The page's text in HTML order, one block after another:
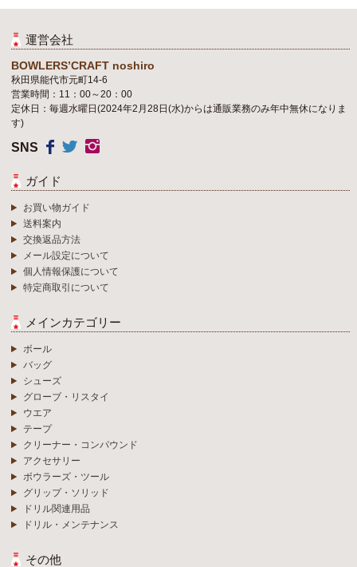
運営会社
BOWLERS’CRAFT noshiro
秋田県能代市元町14-6
営業時間：11：00～20：00
定休日：毎週水曜日(2024年2月28日(水)からは通販業務のみ年中無休になりま
す)
SNS
ガイド
お買い物ガイド
送料案内
交換返品方法
メール設定について
個人情報保護について
特定商取引について
メインカテゴリー
ボール
バッグ
シューズ
グローブ・リスタイ
ウエア
テープ
クリーナー・コンパウンド
アクセサリー
ボウラーズ・ツール
グリップ・ソリッド
ドリル関連用品
ドリル・メンテナンス
その他